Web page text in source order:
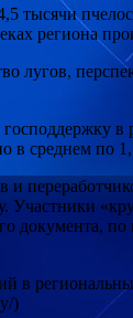
тысячи
региона
лугов,
в среднем по
документа,
в
)